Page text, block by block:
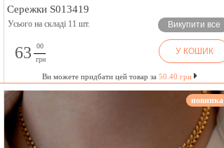
Сережки S013419
Усього на складі 11 шт. Викупити все
63
00
грн
У КОШИК
Ви можете придбати цей товар за 50.40 грн
новинка